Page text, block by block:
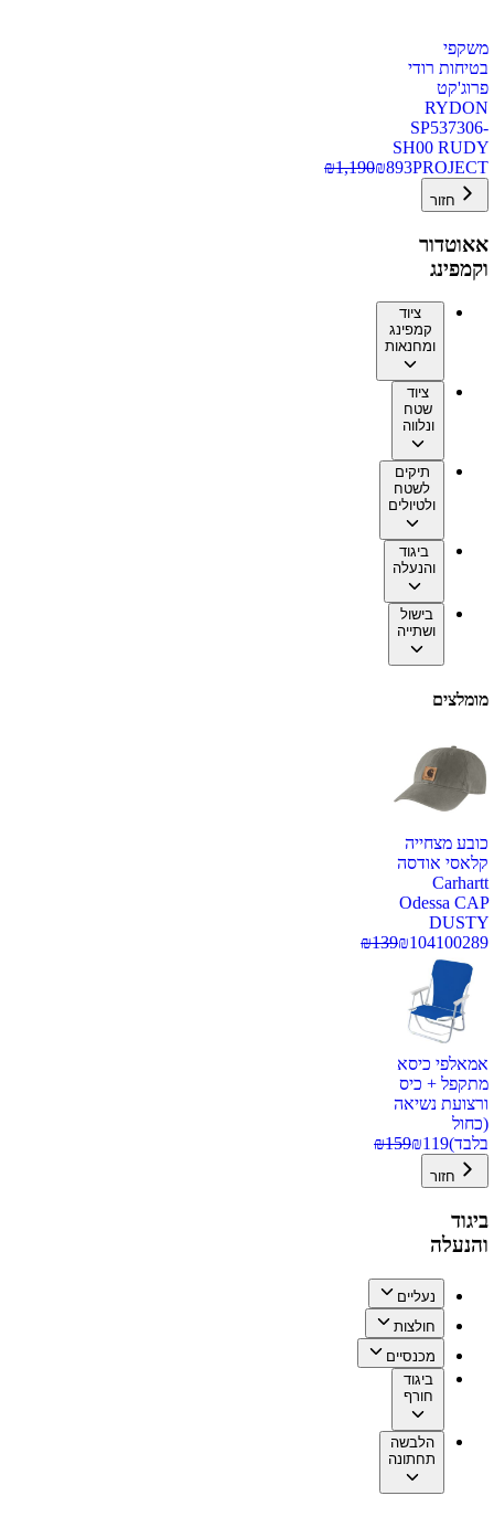
משקפי
בטיחות רודי
פרוג'קט
RYDON
SP537306-
SH00 RUDY
PROJECT
₪893
₪1,190
חזור
אאוטדור
וקמפינג
ציוד
קמפינג
ומחנאות
ציוד
שטח
ונלווה
תיקים
לשטח
ולטיולים
ביגוד
והנעלה
בישול
ושתייה
מומלצים
כובע מצחייה
קלאסי אודסה
Carhartt
Odessa CAP
DUSTY
100289
₪104
₪139
אמאלפי כיסא
מתקפל + כיס
ורצועת נשיאה
(כחול
בלבד)
₪119
₪159
חזור
ביגוד
והנעלה
נעליים
חולצות
מכנסיים
ביגוד
חורף
הלבשה
תחתונה